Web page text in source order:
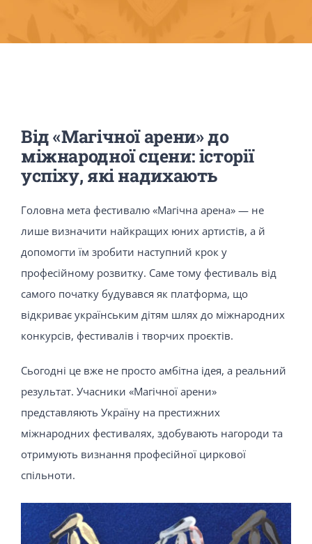
Допомогти
Від «Магічної арени» до
міжнародної сцени: історії
успіху, які надихають
Головна мета фестивалю «Магічна арена» — не
лише визначити найкращих юних артистів, а й
допомогти їм зробити наступний крок у
професійному розвитку. Саме тому фестиваль від
самого початку будувався як платформа, що
відкриває українським дітям шлях до міжнародних
конкурсів, фестивалів і творчих проєктів.
Сьогодні це вже не просто амбітна ідея, а реальний
результат. Учасники «Магічної арени»
представляють Україну на престижних
міжнародних фестивалях, здобувають нагороди та
отримують визнання професійної циркової
спільноти.